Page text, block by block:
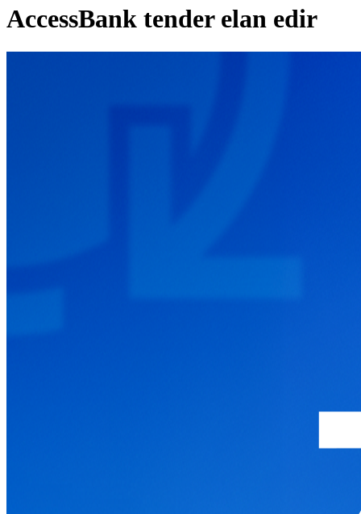
AccessBank tender elan edir